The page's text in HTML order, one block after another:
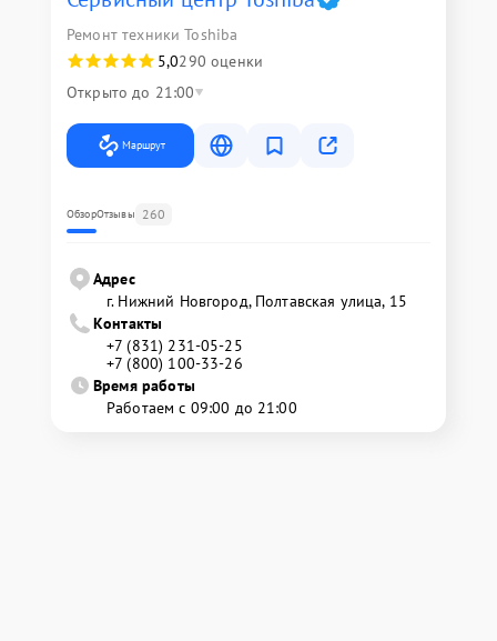
Ремонт техники Toshiba
5,0290 оценки
Открыто до 21:00
Маршрут
ОбзорОтзывы 260
Адрес
г. Нижний Новгород, Полтавская улица, 15
Контакты
+7 (831) 231-05-25
+7 (800) 100-33-26
Время работы
Работаем с 09:00 до 21:00